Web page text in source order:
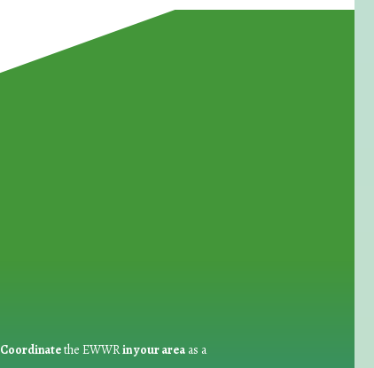
Coordinatethe EWWRin your areaas a